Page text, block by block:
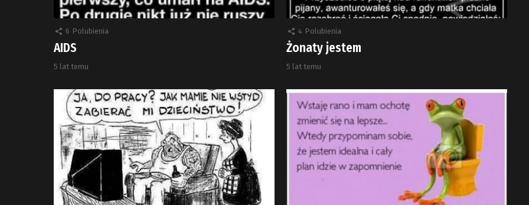
6 Polubienia
AIDS
5 lat temu
4 Polubienia
Żonaty jestem
5 lat temu